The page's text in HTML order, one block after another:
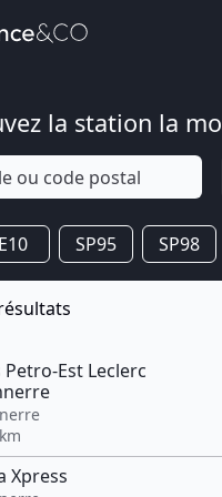
la station la
E10 SP95 SP98
Petro-Est Leclerc
Xpress